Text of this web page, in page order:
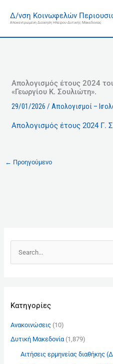
στοΔ/νση Κοινωφελών
Αποκεντρωμένη Διοίκηση Ηπείρου-Δυτικής Μακεδονίας
Απολογισμός έτους 2024
«Γεωργίου Κ. Σουλιώτη».
29/01/2026/Απολογισμοί –
Απολογισμός έτους 2024 Γ.
← Προηγούμενο
ή
σ
Kατηγορίες
Ανακοινώσεις(10)
Δυτική Μακεδονία(1,879)
Αιτήσεις ερμηνείας διαθήκης
σ
κ
ό